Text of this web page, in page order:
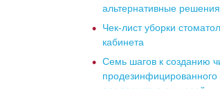
альтернативные решения
Чек-лист уборки стоматологического
кабинета
Семь шагов к созданию чистого и
продезинфицированного